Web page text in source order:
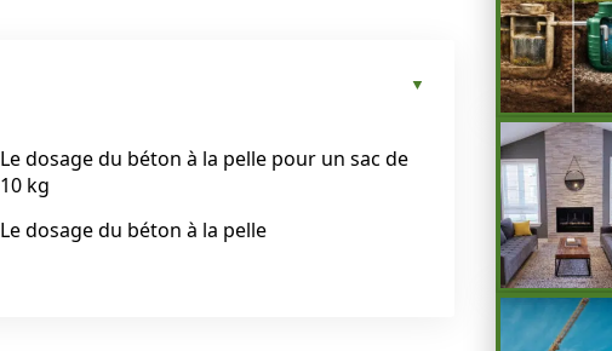
Le dosage du béton à la pelle pour un sac de
10 kg
Le dosage du béton à la pelle